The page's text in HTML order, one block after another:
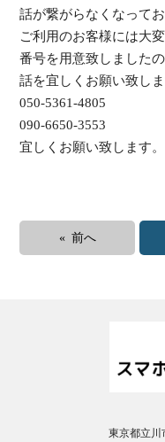
話が繋がらなくなってお
ご利用のお客様には大
番号を用意致しました
話を宜しくお願い致しま
050-5361-4805
090-6650-3553
宜しくお願い致します。
« 前へ
東京都立川